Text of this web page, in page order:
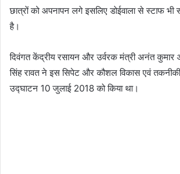
छात्रों को अपनापन लगे इसलिए डोईवाला से स्टाफ
है।
दिवंगत केंद्रीय रसायन और उर्वरक मंत्री अनंत कुमार
सिंह रावत ने इस सिपेट और कौशल विकास एवं
उद्घाटन 10 जुलाई 2018 को किया था।